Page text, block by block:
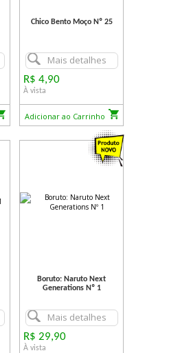
Chico Bento Moço Nº 25
Mais detalhes
R$ 4,90
À vista
Adicionar ao Carrinho
Boruto: Naruto Next
Generations Nº 1
Mais detalhes
R$ 29,90
À vista